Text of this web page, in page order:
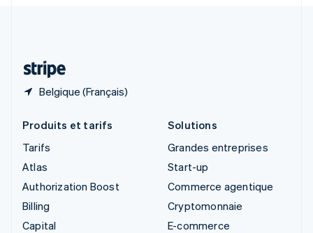
Belgique (Français)
Produits et tarifs
Tarifs
Atlas
Authorization Boost
Billing
Capital
Solutions
Grandes entreprises
Start-up
Commerce agentique
Cryptomonnaie
E-commerce